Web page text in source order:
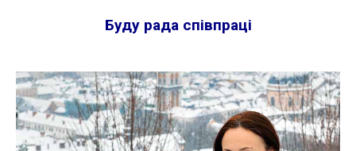
Буду рада співпраці